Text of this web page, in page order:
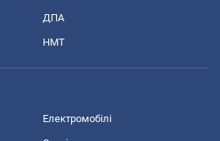
ДПА
НМТ
Електромобілі